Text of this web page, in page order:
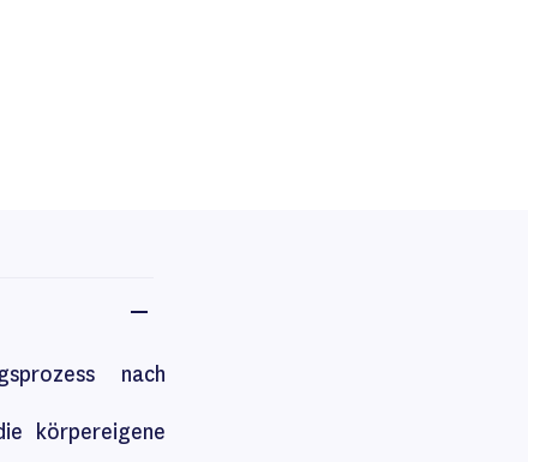
nach
körpereigene